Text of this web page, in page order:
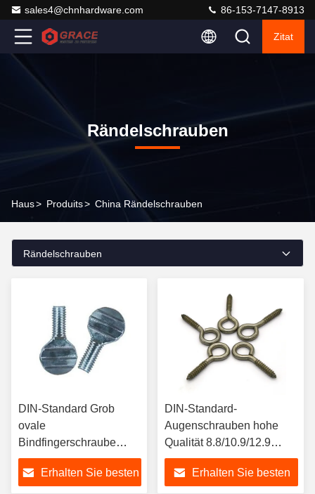
sales4@chnhardware.com 86-153-7147-8913
Zitat
Rändelschrauben
Haus> Produits> China Rändelschrauben
Rändelschrauben
DIN-Standard Grob
ovale
Bindfingerschraube
Silberplattierte Stahl
Edelstahl Titan
Erhalten Sie besten
DIN-Standard-
Augenschrauben hohe
Qualität 8.8/10.9/12.9
Titanium-Metall-Kunststoff-
Holz-Schrauben Hex-
Erhalten Sie besten